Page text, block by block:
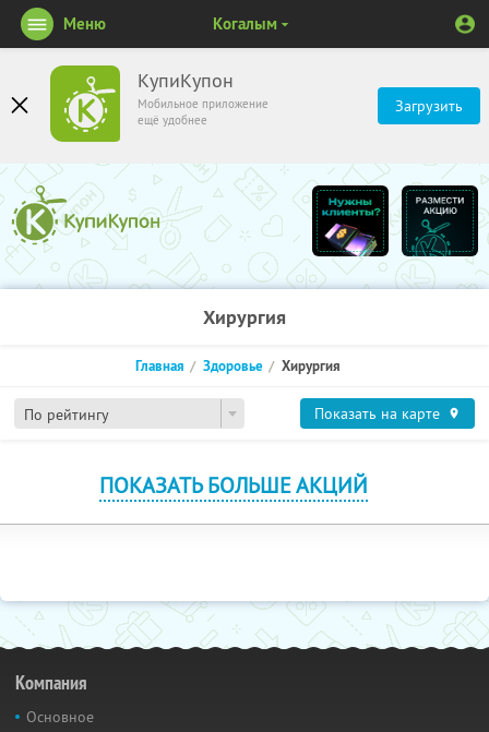
КупиКупон
Мобильное приложение
ещё удобнее
Загрузить
Меню Когалым
Хирургия
По рейтингу
Главная Здоровье Хирургия
Показать на карте
ПОКАЗАТЬ БОЛЬШЕ АКЦИЙ
Компания
Основное